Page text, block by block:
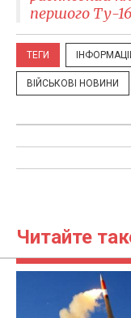
першого Ту-
ТЕГИ
ВІЙСЬКОВІ НОВИНИ
Читайте